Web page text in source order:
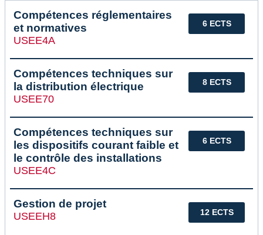
6 ECTS
Compétences réglementaires
et normatives
USEE4A
8 ECTS
Compétences techniques sur
la distribution électrique
USEE70
6 ECTS
Compétences techniques sur
les dispositifs courant faible et
le contrôle des installations
USEE4C
12 ECTS
Gestion de projet
USEEH8